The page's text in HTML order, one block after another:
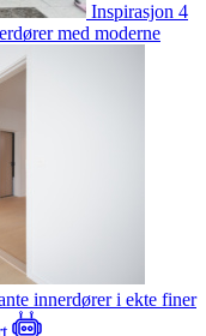
Inspirasjon 4
med moderne
innerdører i ekte finer